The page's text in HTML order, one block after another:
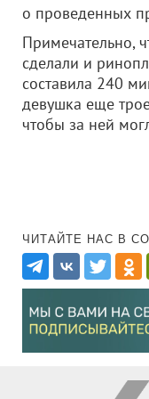
о проведенных
Примечательно,
сделали и
составила 240
девушка еще
чтобы за ней
ЧИТАЙТЕ НАС В